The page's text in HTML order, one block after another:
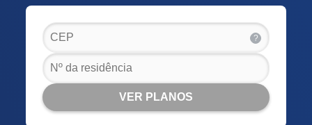
?
VER PLANOS